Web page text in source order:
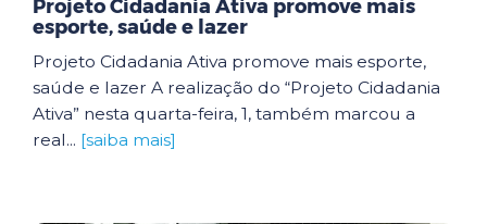
Projeto Cidadania Ativa promove mais
esporte, saúde e lazer
Projeto Cidadania Ativa promove mais esporte,
saúde e lazer A realização do “Projeto Cidadania
Ativa” nesta quarta-feira, 1, também marcou a
real... [saiba mais]